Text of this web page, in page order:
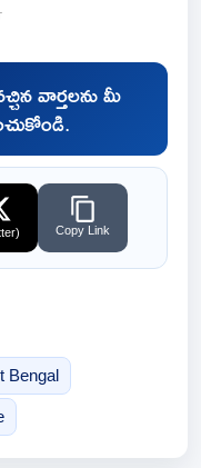
వార్తలను మీ
Copy Link
Bengal